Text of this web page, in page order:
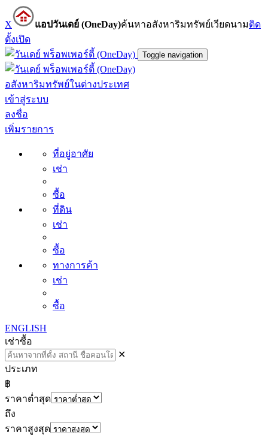
X แอปวันเดย์ (OneDay)ค้นหาอสังหาริมทรัพย์เวียดนามติด
ตั้งเปิด
Toggle navigation
อสังหาริมทรัพย์ในต่างประเทศ
เข้าสู่ระบบ
ลงชื่อ
เพิ่มรายการ
ที่อยู่อาศัย
เช่า
ซื้อ
ที่ดิน
เช่า
ซื้อ
ทางการค้า
เช่า
ซื้อ
ENGLISH
เช่าซื้อ
✕
ประเภท
฿
ราคาต่ำสุด
ถึง
ราคาสูงสุด